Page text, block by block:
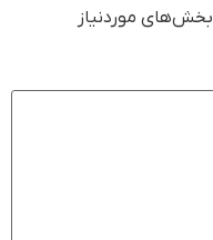
بخش‌های موردنیاز